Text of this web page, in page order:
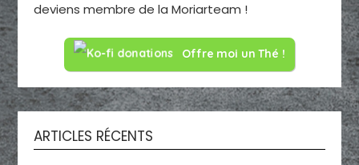
deviens membre de la Moriarteam !
Offre moi un Thé !
ARTICLES RÉCENTS